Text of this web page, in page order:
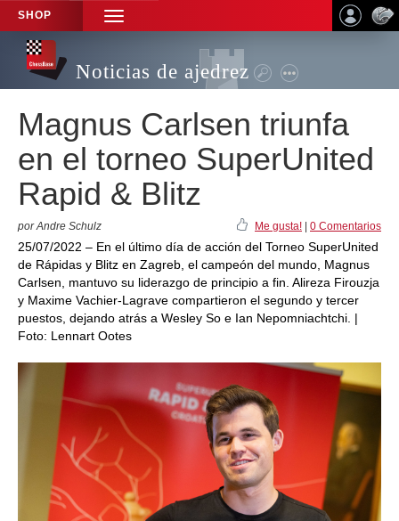
SHOP
TOGGLE
NAVIGATION
Noticias de ajedrez
Magnus Carlsen triunfa
en el torneo SuperUnited
Rapid & Blitz
por Andre Schulz Me gusta! 0 Comentarios
25/07/2022 – En el último día de acción del Torneo SuperUnited
de Rápidas y Blitz en Zagreb, el campeón del mundo, Magnus
Carlsen, mantuvo su liderazgo de principio a fin. Alireza Firouzja
y Maxime Vachier-Lagrave compartieron el segundo y tercer
puestos, dejando atrás a Wesley So e Ian Nepomniachtchi. |
Foto: Lennart Ootes